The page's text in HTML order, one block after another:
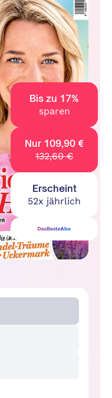
Bis zu 17%
sparen
Nur 109,90 €
132,60 €
Erscheint
52x jährlich